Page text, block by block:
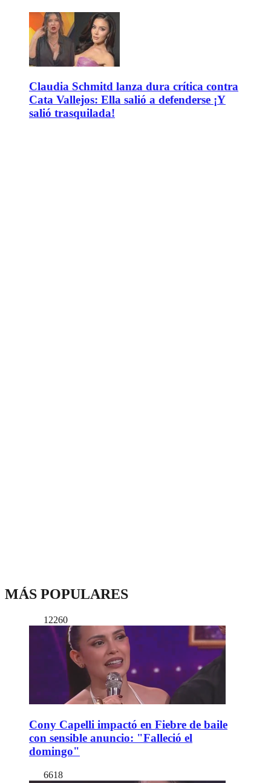
Claudia Schmitd lanza dura crítica contra
Cata Vallejos: Ella salió a defenderse ¡Y
salió trasquilada!
MÁS POPULARES
12260
Cony Capelli impactó en Fiebre de baile
con sensible anuncio: "Falleció el
domingo"
6618